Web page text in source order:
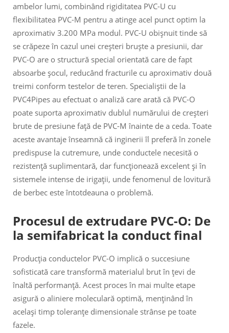
ambelor lumi, combinând rigiditatea PVC-U cu
flexibilitatea PVC-M pentru a atinge acel punct optim la
aproximativ 3.200 MPa modul. PVC-U obișnuit tinde să
se crăpeze în cazul unei creșteri bruște a presiunii, dar
PVC-O are o structură special orientată care de fapt
absoarbe șocul, reducând fracturile cu aproximativ două
treimi conform testelor de teren. Specialiștii de la
PVC4Pipes au efectuat o analiză care arată că PVC-O
poate suporta aproximativ dublul numărului de creșteri
brute de presiune față de PVC-M înainte de a ceda. Toate
aceste avantaje înseamnă că inginerii îl preferă în zonele
predispuse la cutremure, unde conductele necesită o
rezistență suplimentară, dar funcționează excelent și în
sistemele intense de irigații, unde fenomenul de lovitură
de berbec este întotdeauna o problemă.
Procesul de extrudare PVC-O: De
la semifabricat la conduct final
Producția conductelor PVC-O implică o succesiune
sofisticată care transformă materialul brut în țevi de
înaltă performanță. Acest proces în mai multe etape
asigură o aliniere moleculară optimă, menținând în
același timp toleranțe dimensionale strânse pe toate
fazele.